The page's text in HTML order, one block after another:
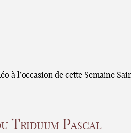
à l’occasion de cette Semaine
Triduum Pascal